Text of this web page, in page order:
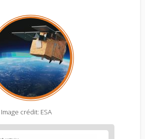
Image crédit: ESA